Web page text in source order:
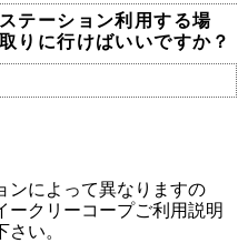
テーション利用する場
りに行けばいいですか？
ンによって異なりますの
ークリーコープご利用説明
い。